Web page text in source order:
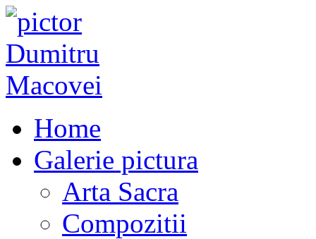
Home
Galerie pictura
Arta Sacra
Compozitii